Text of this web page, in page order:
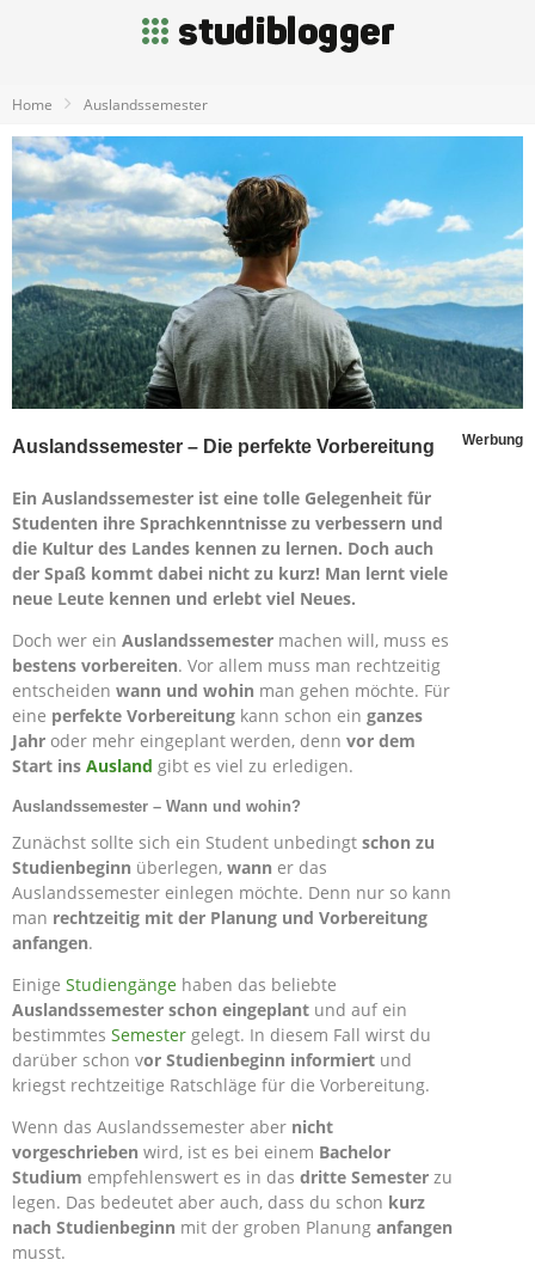
Home Auslandssemester
Auslandssemester – Die perfekte Vorbereitung Werbung
Ein Auslandssemester ist eine tolle Gelegenheit für
Studenten ihre Sprachkenntnisse zu verbessern und
die Kultur des Landes kennen zu lernen. Doch auch
der Spaß kommt dabei nicht zu kurz! Man lernt viele
neue Leute kennen und erlebt viel Neues.
Doch wer ein Auslandssemester machen will, muss es
bestens vorbereiten. Vor allem muss man rechtzeitig
entscheiden wann und wohin man gehen möchte. Für
eine perfekte Vorbereitung kann schon ein ganzes
Jahr oder mehr eingeplant werden, denn vor dem
Start ins Ausland gibt es viel zu erledigen.
Auslandssemester – Wann und wohin?
Zunächst sollte sich ein Student unbedingt schon zu
Studienbeginn überlegen, wann er das
Auslandssemester einlegen möchte. Denn nur so kann
man rechtzeitig mit der Planung und Vorbereitung
anfangen.
Einige Studiengänge haben das beliebte
Auslandssemester schon eingeplant und auf ein
bestimmtes Semester gelegt. In diesem Fall wirst du
darüber schon vor Studienbeginn informiert und
kriegst rechtzeitige Ratschläge für die Vorbereitung.
Wenn das Auslandssemester aber nicht
vorgeschrieben wird, ist es bei einem Bachelor
Studium empfehlenswert es in das dritte Semester zu
legen. Das bedeutet aber auch, dass du schon kurz
nach Studienbeginn mit der groben Planung anfangen
musst.